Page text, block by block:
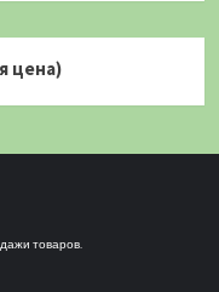
цена)
товаров.